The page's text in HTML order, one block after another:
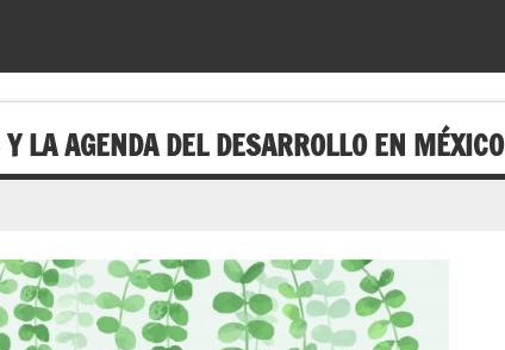
LA AGENDA DEL DESARROLLO EN MÉXICO